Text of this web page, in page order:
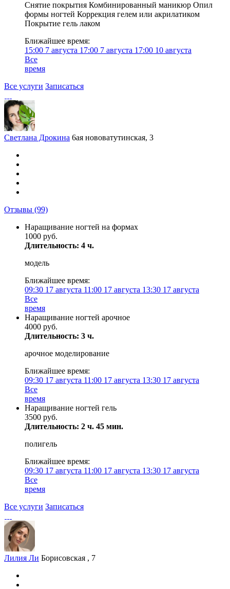
Снятие покрытия Комбинированный маникюр Опил
формы ногтей Коррекция гелем или акрилатиком
Покрытие гель лаком
Ближайшее время:
15:00 7 августа 17:00 7 августа 17:00 10 августа
Все
время
Все услуги Записаться
Светлана Дрокина 6ая нововатутинская, 3
Отзывы (99)
Наращивание ногтей на формах
1000 руб.
Длительность: 4 ч.
модель
Ближайшее время:
09:30 17 августа 11:00 17 августа 13:30 17 августа
Все
время
Наращивание ногтей арочное
4000 руб.
Длительность: 3 ч.
арочное моделирование
Ближайшее время:
09:30 17 августа 11:00 17 августа 13:30 17 августа
Все
время
Наращивание ногтей гель
3500 руб.
Длительность: 2 ч. 45 мин.
полигель
Ближайшее время:
09:30 17 августа 11:00 17 августа 13:30 17 августа
Все
время
Все услуги Записаться
Лилия Ли Борисовская , 7